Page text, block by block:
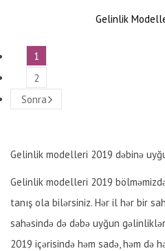
Gelinlik
1
2
Sonra
Gelinlik modelleri 2019 dəbinə
Gelinlik modelleri 2019
tanış ola bilərsiniz. Hər il hər bir
sahəsində də dəbə uyğun
2019 içərisində həm sadə, həm də